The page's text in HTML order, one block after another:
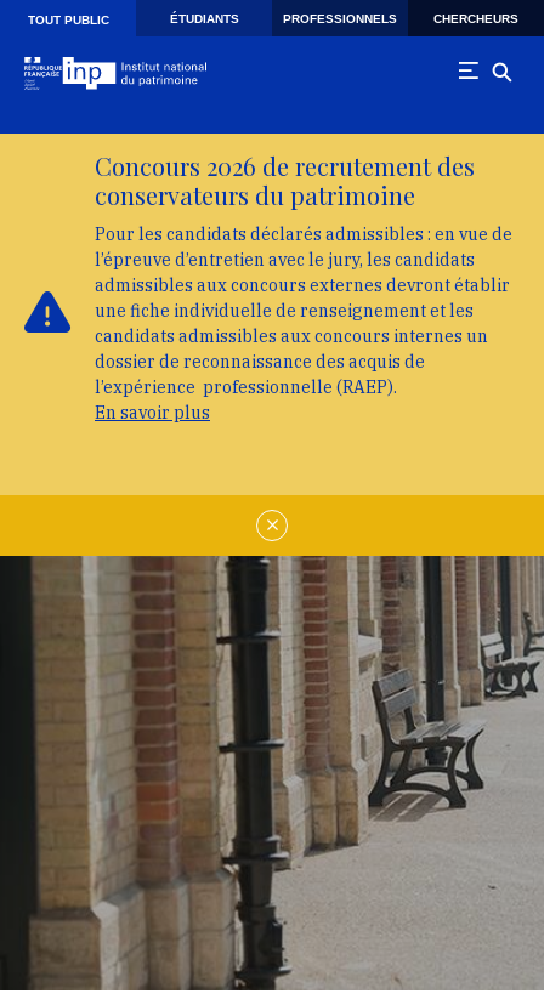
Skip to main navigation
Aller au contenu principal
TOUT PUBLIC ÉTUDIANTS PROFESSIONNELS CHERCHEURS
Concours 2026 de recrutement des
conservateurs du patrimoine
Pour les candidats déclarés admissibles : en vue de
l’épreuve d’entretien avec le jury, les candidats
admissibles aux concours externes devront établir
une fiche individuelle de renseignement et les
candidats admissibles aux concours internes un
dossier de reconnaissance des acquis de
l’expérience professionnelle (RAEP).
En savoir plus